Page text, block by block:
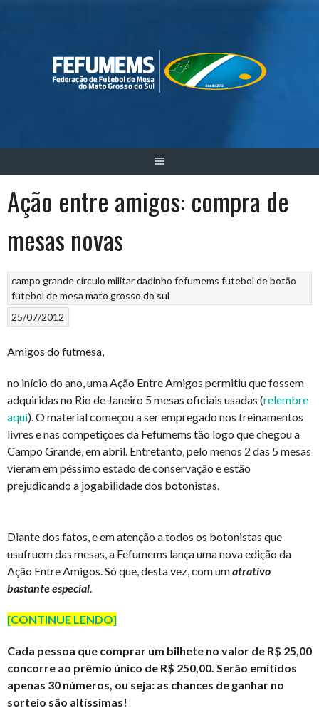
Ação entre amigos: compra de
mesas novas
campo grandecírculo militardadinho fefumems futebol de botão
futebol de mesa mato grosso do sul
25/07/2012
Amigos do futmesa,
no início do ano, uma Ação Entre Amigos permitiu que fossem
adquiridas no Rio de Janeiro 5 mesas oficiais usadas (relembre
aqui). O material começou a ser empregado nos treinamentos
livres e nas competições da Fefumems tão logo que chegou a
Campo Grande, em abril. Entretanto, pelo menos 2 das 5 mesas
vieram em péssimo estado de conservação e estão
prejudicando a jogabilidade dos botonistas.
Diante dos fatos, e em atenção a todos os botonistas que
usufruem das mesas, a Fefumems lança uma nova edição da
Ação Entre Amigos. Só que, desta vez, com umatrativo
bastante especial
[CONTINUE LENDO]
Cada pessoa que comprar um bilhete no valor de R$ 25,00
concorre ao prêmio único de R$ 250,00. Serão emitidos
apenas 30 números, ou seja: as chances de ganhar no
sorteio são altíssimas!